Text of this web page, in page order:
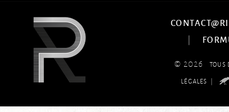
|
© 2026TOUS
LÉGALES |